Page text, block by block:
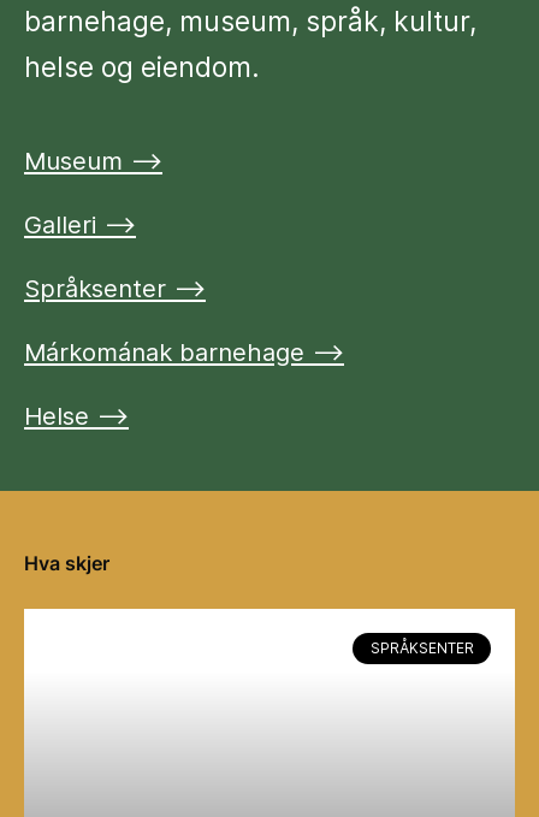
barnehage, museum, språk, kultur,
helse og eiendom.
Museum ⟶
Galleri ⟶
Språksenter ⟶
Márkomának barnehage ⟶
Helse ⟶
Hva skjer
SPRÅKSENTER